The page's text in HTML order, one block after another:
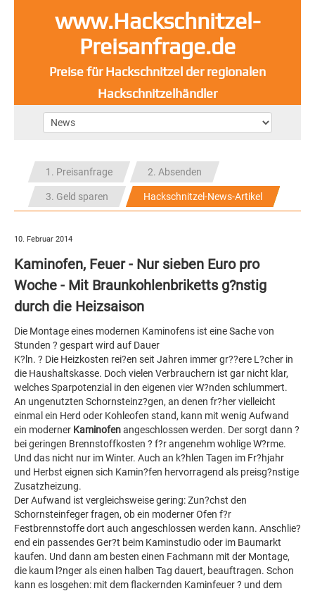
www.Hackschnitzel-
Preisanfrage.de
Preise für Hackschnitzel der regionalen
Hackschnitzelhändler
1. Preisanfrage 2. Absenden
3. Geld sparen Hackschnitzel-News-Artikel
10. Februar 2014
Kaminofen, Feuer - Nur sieben Euro pro
Woche - Mit Braunkohlenbriketts g?nstig
durch die Heizsaison
Die Montage eines modernen Kaminofens ist eine Sache von
Stunden ? gespart wird auf Dauer
K?ln. ? Die Heizkosten rei?en seit Jahren immer gr??ere L?cher in
die Haushaltskasse. Doch vielen Verbrauchern ist gar nicht klar,
welches Sparpotenzial in den eigenen vier W?nden schlummert.
An ungenutzten Schornsteinz?gen, an denen fr?her vielleicht
einmal ein Herd oder Kohleofen stand, kann mit wenig Aufwand
ein moderner Kaminofenangeschlossen werden. Der sorgt dann ?
bei geringen Brennstoffkosten ? f?r angenehm wohlige W?rme.
Und das nicht nur im Winter. Auch an k?hlen Tagen im Fr?hjahr
und Herbst eignen sich Kamin?fen hervorragend als preisg?nstige
Zusatzheizung.
Der Aufwand ist vergleichsweise gering: Zun?chst den
Schornsteinfeger fragen, ob ein moderner Ofen f?r
Festbrennstoffe dort auch angeschlossen werden kann. Anschlie?
end ein passendes Ger?t beim Kaminstudio oder im Baumarkt
kaufen. Und dann am besten einen Fachmann mit der Montage,
die kaum l?nger als einen halben Tag dauert, beauftragen. Schon
kann es losgehen: mit dem flackernden Kaminfeuer ? und dem